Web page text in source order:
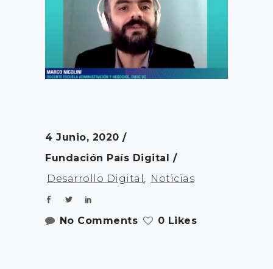
4 Junio, 2020
Fundación País Digital
Desarrollo Digital , Noticias
No Comments 0 Likes